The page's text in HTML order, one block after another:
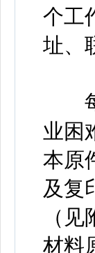
个工
址、
每
业困
本原
及复
（
材料